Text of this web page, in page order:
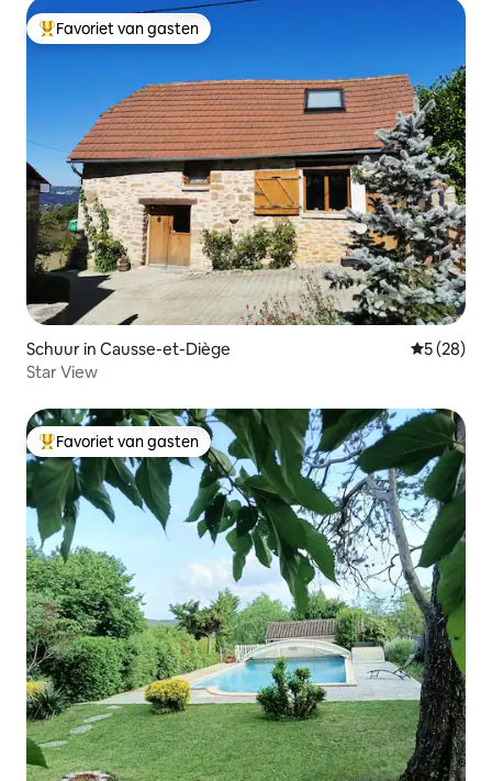
Topfavoriet van gasten
Favoriet van gasten
Schuur in Causse-et-Diège
5 (28)
Star View
Topfavoriet van gasten
Favoriet van gasten